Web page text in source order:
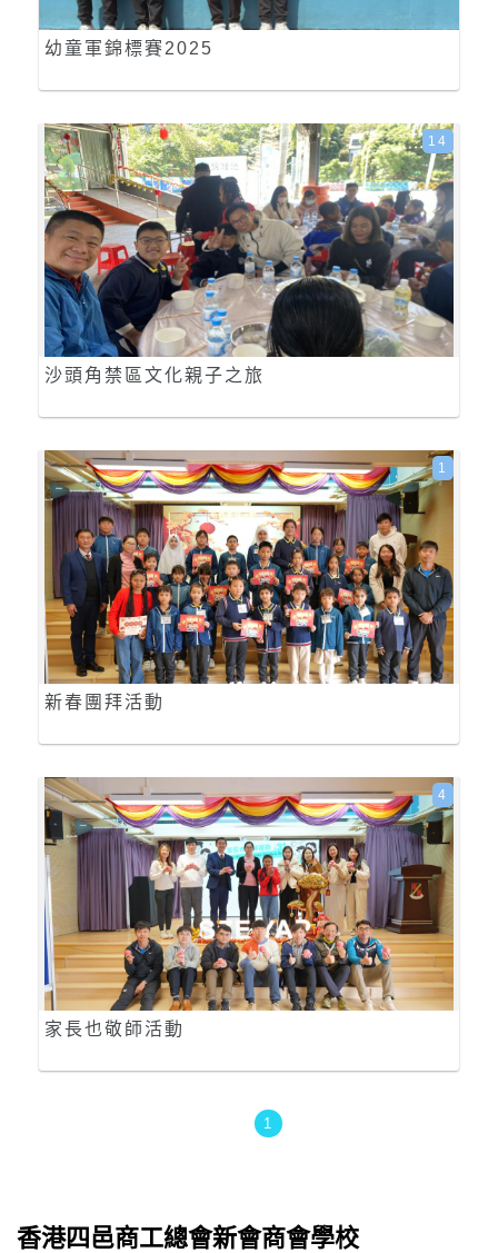
幼童軍錦標賽2025
沙頭角禁區文化親子之旅
14
新春團拜活動
1
家長也敬師活動
4
1
香港四邑商工總會新會商會學校